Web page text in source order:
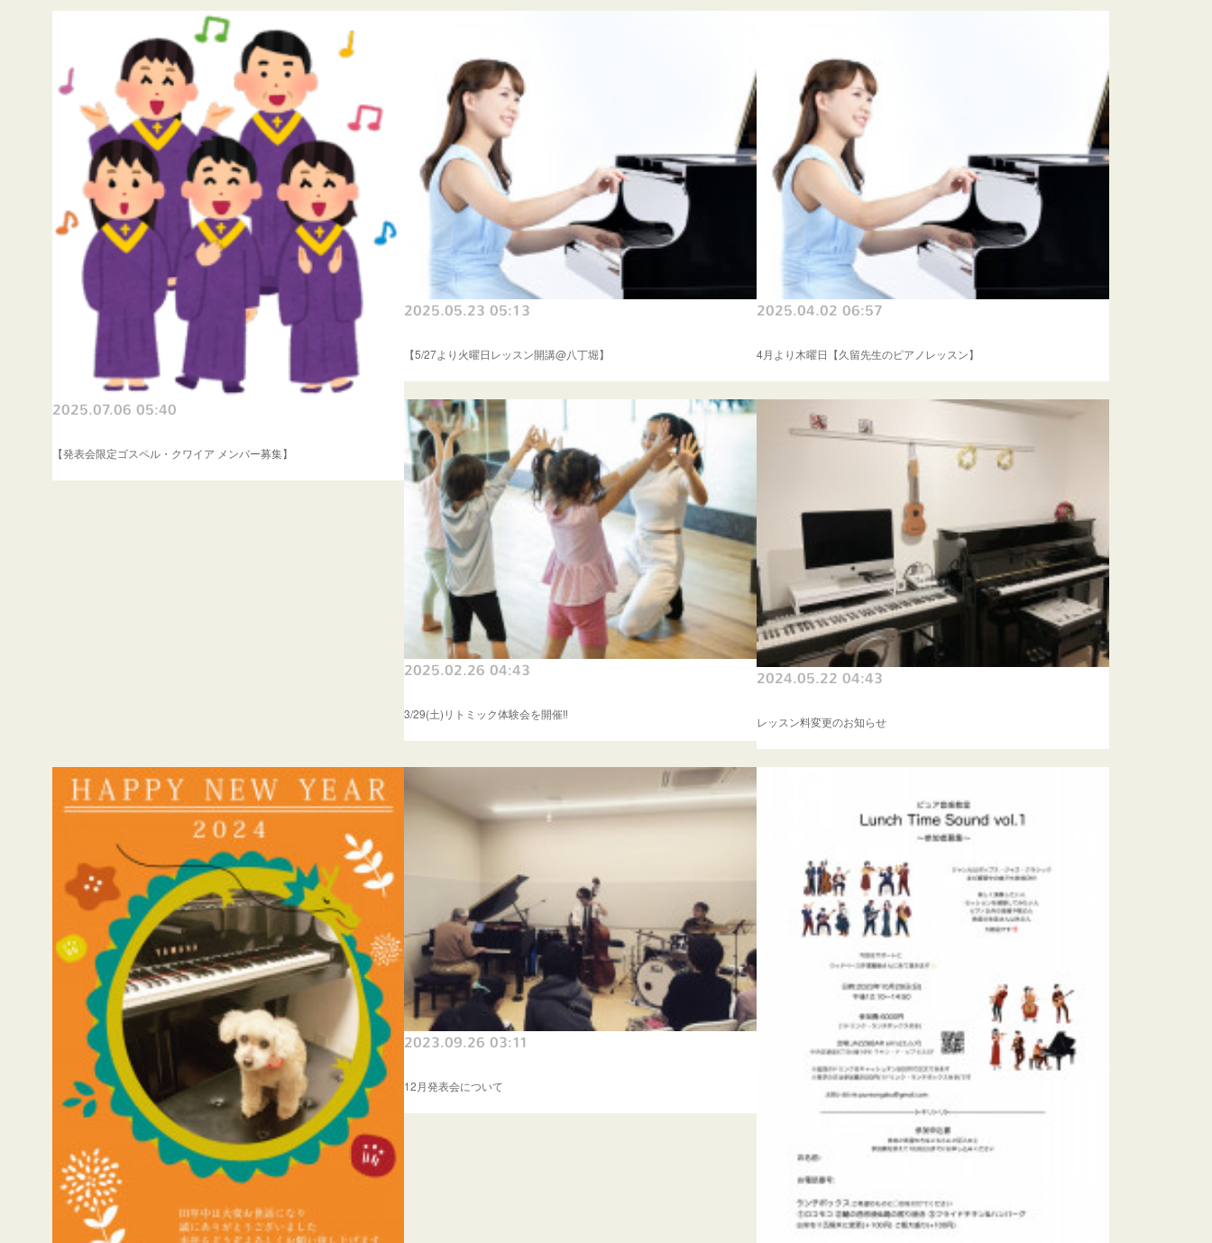
2025.07.06 05:40
【発表会限定ゴスペル・クワイア メンバー募集】
2025.05.23 05:13
【5/27より火曜日レッスン開講@八丁堀】
2025.04.02 06:57
4月より木曜日【久留先生のピアノレッスン】
2025.02.26 04:43
3/29(土)リトミック体験会を開催‼️
2024.05.22 04:43
レッスン料変更のお知らせ
2023.09.26 03:11
12月発表会について